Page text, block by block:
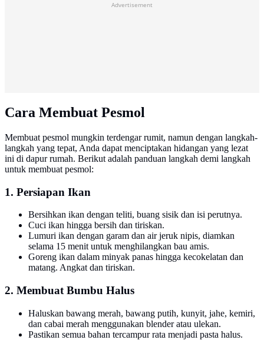
Advertisement
Cara Membuat Pesmol
Membuat pesmol mungkin terdengar rumit, namun dengan langkah-
langkah yang tepat, Anda dapat menciptakan hidangan yang lezat
ini di dapur rumah. Berikut adalah panduan langkah demi langkah
untuk membuat pesmol:
1. Persiapan Ikan
Bersihkan ikan dengan teliti, buang sisik dan isi perutnya.
Cuci ikan hingga bersih dan tiriskan.
Lumuri ikan dengan garam dan air jeruk nipis, diamkan
selama 15 menit untuk menghilangkan bau amis.
Goreng ikan dalam minyak panas hingga kecokelatan dan
matang. Angkat dan tiriskan.
2. Membuat Bumbu Halus
Haluskan bawang merah, bawang putih, kunyit, jahe, kemiri,
dan cabai merah menggunakan blender atau ulekan.
Pastikan semua bahan tercampur rata menjadi pasta halus.